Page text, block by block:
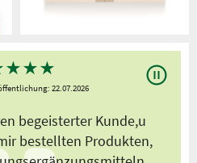
★★★
22.07.2026
begeisterter Kunde,u
bestellten Produkten,